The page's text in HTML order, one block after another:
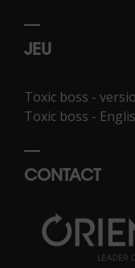
JEU
Toxic boss -
Toxic boss -
CONTACT